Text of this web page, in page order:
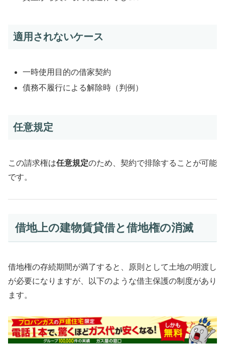
適用されないケース
一時使用目的の借家契約
債務不履行による解除時（判例）
任意規定
この請求権は任意規定のため、契約で排除することが可能
です。
借地上の建物賃貸借と借地権の消滅
借地権の存続期間が満了すると、原則として土地の明渡し
が必要になりますが、以下のような借主保護の制度があり
ます。